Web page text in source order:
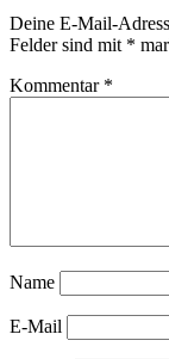
Deine E-Mail-
Felder sind mit *
Kommentar *
Name
E-Mail